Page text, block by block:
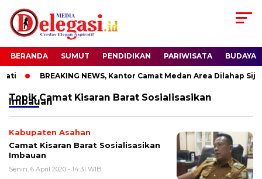
BERANDA SUMUT PENDIDIKAN PARIWISATA BUDAYA
BREAKING NEWS, Kantor Camat Medan Area Dilahap
TopikCamat Kisaran Barat Sosialisasikan
Imbauan
Kabupaten Asahan
Camat Kisaran Barat Sosialisasikan
Imbauan
Senin, 6 April 2020 - 14:31 WIB